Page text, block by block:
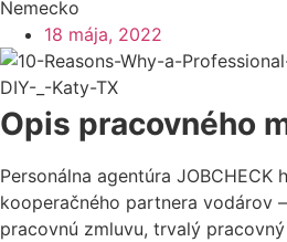
Nemecko
18 mája, 2022
Opis pracovného
Personálna agentúra JOBCHECK
kooperačného partnera vodárov
pracovnú zmluvu, trvalý